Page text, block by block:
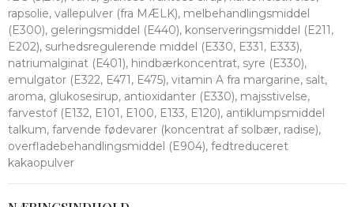
rapsolie, vallepulver (fra MÆLK), melbehandlingsmiddel
(E300), geleringsmiddel (E440), konserveringsmiddel (E211,
E202), surhedsregulerende middel (E330, E331, E333),
natriumalginat (E401), hindbærkoncentrat, syre (E330),
emulgator (E322, E471, E475), vitamin A fra margarine, salt,
aroma, glukosesirup, antioxidanter (E330), majsstivelse,
farvestof (E132, E101, E100, E133, E120), antiklumpsmiddel
talkum, farvende fødevarer (koncentrat af solbær, radise),
overfladebehandlingsmiddel (E904), fedtreduceret
kakaopulver